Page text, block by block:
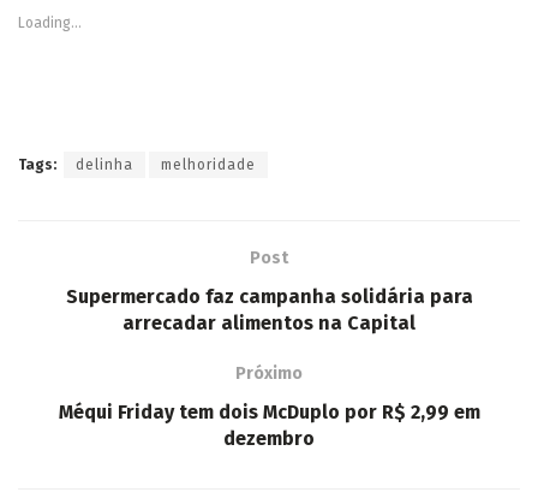
Loading...
Tags: delinha melhoridade
Post
Supermercado faz campanha solidária para
arrecadar alimentos na Capital
Próximo
Méqui Friday tem dois McDuplo por R$ 2,99 em
dezembro